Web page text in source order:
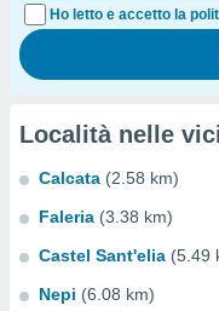
Ho letto e accetto la
Località nelle
Calcata (2.58 km)
Faleria (3.38 km)
Castel Sant'elia (5.49
Nepi (6.08 km)